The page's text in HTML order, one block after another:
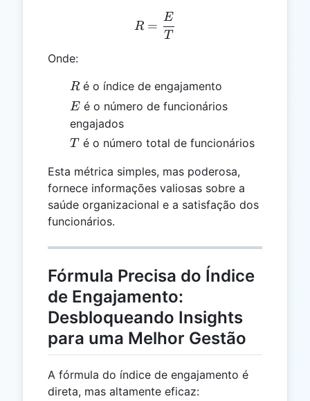
R = \frac{E}{T}
R =
T
E
Onde:
R
Ré o índice de engajamento
E
E é o número de funcionários
engajados
T
T é o número total de funcionários
Esta métrica simples, mas poderosa,
fornece informações valiosas sobre a
saúde organizacional e a satisfação dos
funcionários.
Fórmula Precisa do Índice
de Engajamento:
Desbloqueando Insights
para uma Melhor Gestão
A fórmula do índice de engajamento é
direta, mas altamente eficaz: